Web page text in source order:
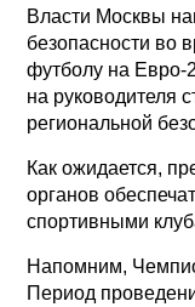
Власти Москвы
безопасности во
футболу на Евро-
на руководителя
региональной
Как ожидается,
органов
спортивными
Напомним,
Период